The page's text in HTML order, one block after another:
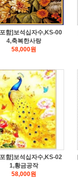
함]보석십자수,KS-00
4,축복한사랑
58,000원
함]보석십자수,KS-02
1,황금공작
58,000원